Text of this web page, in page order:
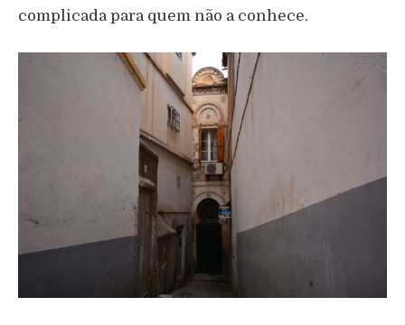
complicada para quem não a conhece.